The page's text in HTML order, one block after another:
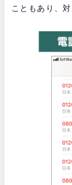
こともあり、